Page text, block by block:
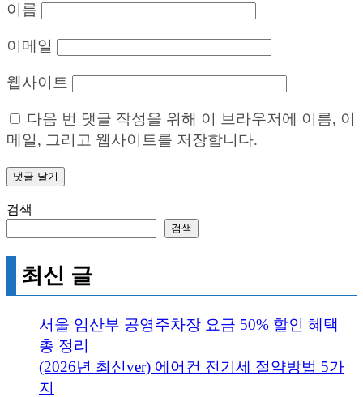
이름
이메일
웹사이트
다음 번 댓글 작성을 위해 이 브라우저에 이름, 이
메일, 그리고 웹사이트를 저장합니다.
검색
검색
최신 글
서울 임산부 공영주차장 요금 50% 할인 혜택
총 정리
(2026년 최신ver) 에어컨 전기세 절약방법 5가
지